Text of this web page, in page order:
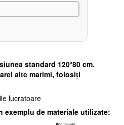
standard 120*80 cm.
alte marimi, folosiți
lucratoare
exemplu de materiale utilizate: